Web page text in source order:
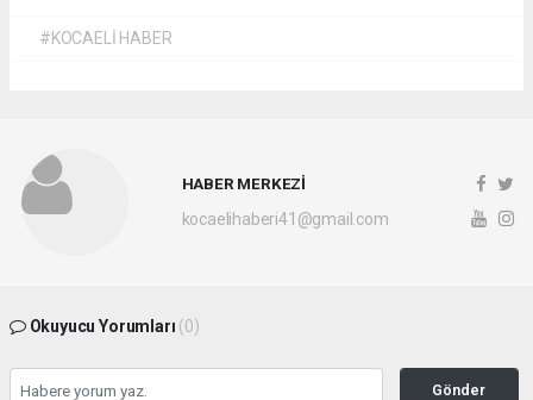
#KOCAELİ HABER
HABER MERKEZİ
kocaelihaberi41@gmail.com
Okuyucu Yorumları (0)
Gönder